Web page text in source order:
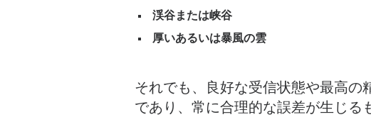
渓谷または峡谷
厚いあるいは暴風の雲
それでも、良好な受信状態や最高の
であり、常に合理的な誤差が生じる